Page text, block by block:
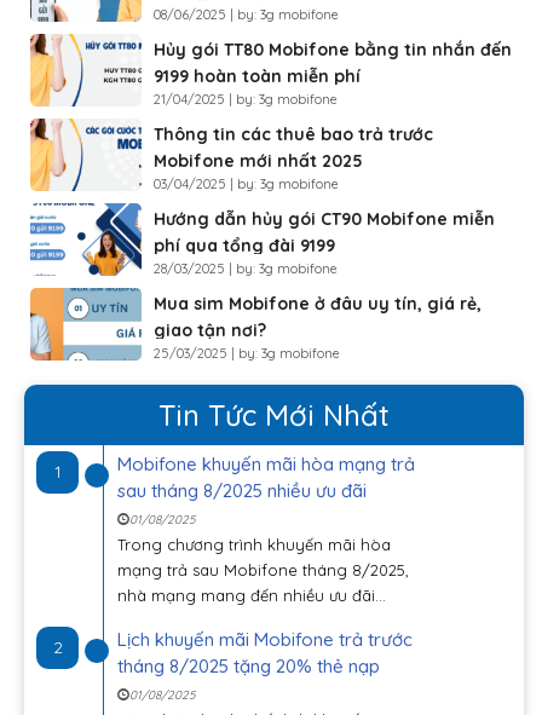
08/06/2025 | by: 3g mobifone
Hủy gói TT80 Mobifone bằng tin nhắn đến
9199 hoàn toàn miễn phí
21/04/2025 | by: 3g mobifone
Thông tin các thuê bao trả trước
Mobifone mới nhất 2025
03/04/2025 | by: 3g mobifone
Hướng dẫn hủy gói CT90 Mobifone miễn
phí qua tổng đài 9199
28/03/2025 | by: 3g mobifone
Mua sim Mobifone ở đâu uy tín, giá rẻ,
giao tận nơi?
25/03/2025 | by: 3g mobifone
Tin Tức Mới Nhất
1
Mobifone khuyến mãi hòa mạng trả
sau tháng 8/2025 nhiều ưu đãi
01/08/2025
Trong chương trình khuyến mãi hòa
mạng trả sau Mobifone tháng 8/2025,
nhà mạng mang đến nhiều ưu đãi...
2
Lịch khuyến mãi Mobifone trả trước
tháng 8/2025 tặng 20% thẻ nạp
01/08/2025